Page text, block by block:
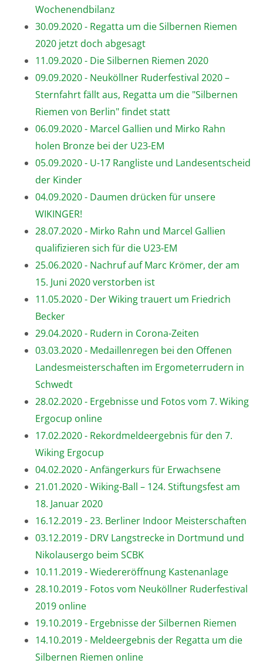
Wochenendbilanz
30.09.2020 - Regatta um die Silbernen Riemen
2020 jetzt doch abgesagt
11.09.2020 - Die Silbernen Riemen 2020
09.09.2020 - Neuköllner Ruderfestival 2020 –
Sternfahrt fällt aus, Regatta um die "Silbernen
Riemen von Berlin" findet statt
06.09.2020 - Marcel Gallien und Mirko Rahn
holen Bronze bei der U23-EM
05.09.2020 - U-17 Rangliste und Landesentscheid
der Kinder
04.09.2020 - Daumen drücken für unsere
WIKINGER!
28.07.2020 - Mirko Rahn und Marcel Gallien
qualifizieren sich für die U23-EM
25.06.2020 - Nachruf auf Marc Krömer, der am
15. Juni 2020 verstorben ist
11.05.2020 - Der Wiking trauert um Friedrich
Becker
29.04.2020 - Rudern in Corona-Zeiten
03.03.2020 - Medaillenregen bei den Offenen
Landesmeisterschaften im Ergometerrudern in
Schwedt
28.02.2020 - Ergebnisse und Fotos vom 7. Wiking
Ergocup online
17.02.2020 - Rekordmeldeergebnis für den 7.
Wiking Ergocup
04.02.2020 - Anfängerkurs für Erwachsene
21.01.2020 - Wiking-Ball – 124. Stiftungsfest am
18. Januar 2020
16.12.2019 - 23. Berliner Indoor Meisterschaften
03.12.2019 - DRV Langstrecke in Dortmund und
Nikolausergo beim SCBK
10.11.2019 - Wiedereröffnung Kastenanlage
28.10.2019 - Fotos vom Neuköllner Ruderfestival
2019 online
19.10.2019 - Ergebnisse der Silbernen Riemen
14.10.2019 - Meldeergebnis der Regatta um die
Silbernen Riemen online